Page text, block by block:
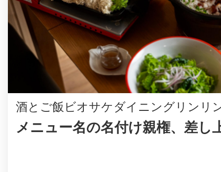
酒とご飯ビオサケダイニングリンリ
メニュー名の名付け親権、差し
八尾
鎌倉